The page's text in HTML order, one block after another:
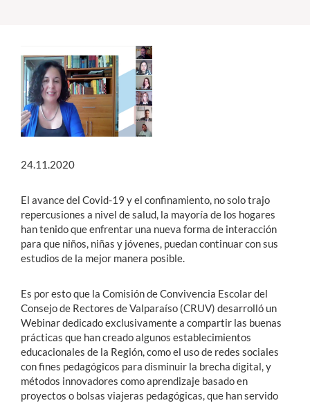
24.11.2020
El avance del Covid-19 y el confinamiento, no solo trajo
repercusiones a nivel de salud, la mayoría de los hogares
han tenido que enfrentar una nueva forma de interacción
para que niños, niñas y jóvenes, puedan continuar con sus
estudios de la mejor manera posible.
Es por esto que la Comisión de Convivencia Escolar del
Consejo de Rectores de Valparaíso (CRUV) desarrolló un
Webinar dedicado exclusivamente a compartir las buenas
prácticas que han creado algunos establecimientos
educacionales de la Región, como el uso de redes sociales
con fines pedagógicos para disminuir la brecha digital, y
métodos innovadores como aprendizaje basado en
proyectos o bolsas viajeras pedagógicas, que han servido